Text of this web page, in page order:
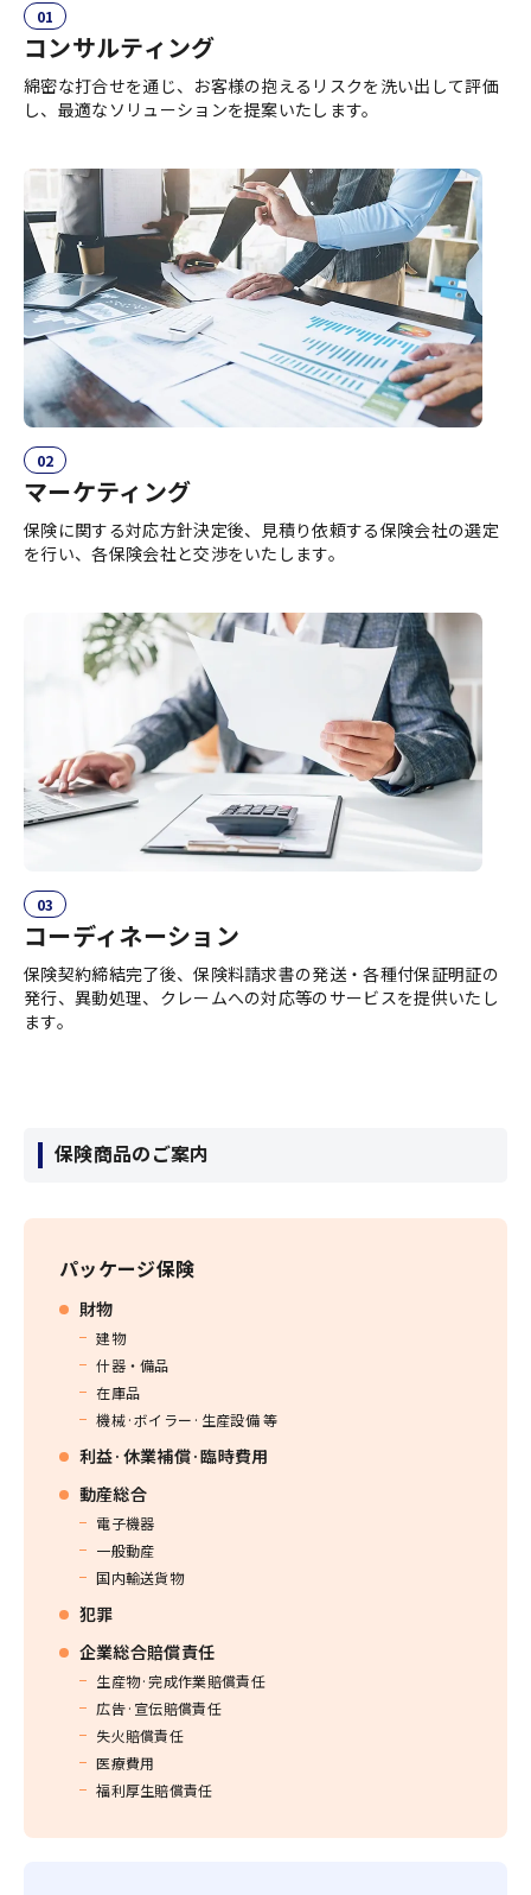
01
コンサルティング
綿密な打合せを通じ、お客様の抱えるリスクを洗い出して評価
し、最適なソリューションを提案いたします。
02
マーケティング
保険に関する対応方針決定後、見積り依頼する保険会社の選定
を行い、各保険会社と交渉をいたします。
03
コーディネーション
保険契約締結完了後、保険料請求書の発送・各種付保証明証の
発行、異動処理、クレームへの対応等のサービスを提供いたし
ます。
保険商品のご案内
パッケージ保険
財物
建物
什器・備品
在庫品
機械·ボイラー·生産設備 等
利益·休業補償·臨時費用
動産総合
電子機器
一般動産
国内輸送貨物
犯罪
企業総合賠償責任
生産物·完成作業賠償責任
広告·宣伝賠償責任
失火賠償責任
医療費用
福利厚生賠償責任